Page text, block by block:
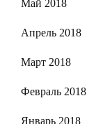
Май 2018
Апрель 2018
Март 2018
Февраль 2018
Январь 2018